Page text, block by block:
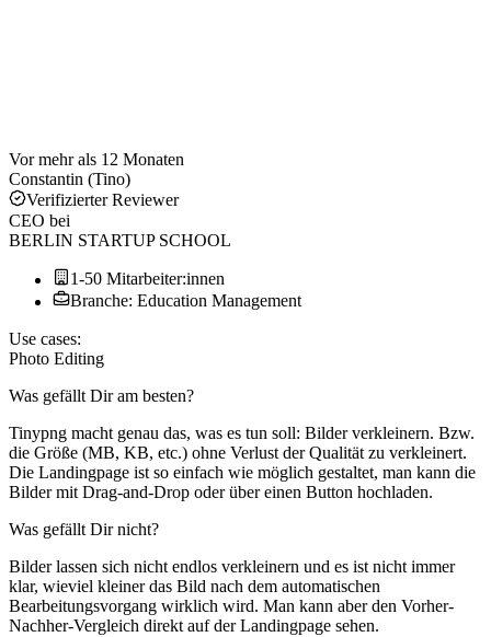
Vor mehr als 12 Monaten
Constantin (Tino)
Verifizierter Reviewer
CEO bei
BERLIN STARTUP SCHOOL
1-50 Mitarbeiter:innen
Branche: Education Management
Use cases:
Photo Editing
Was gefällt Dir am besten?
Tinypng macht genau das, was es tun soll: Bilder verkleinern. Bzw.
die Größe (MB, KB, etc.) ohne Verlust der Qualität zu verkleinert.
Die Landingpage ist so einfach wie möglich gestaltet, man kann die
Bilder mit Drag-and-Drop oder über einen Button hochladen.
Was gefällt Dir nicht?
Bilder lassen sich nicht endlos verkleinern und es ist nicht immer
klar, wieviel kleiner das Bild nach dem automatischen
Bearbeitungsvorgang wirklich wird. Man kann aber den Vorher-
Nachher-Vergleich direkt auf der Landingpage sehen.